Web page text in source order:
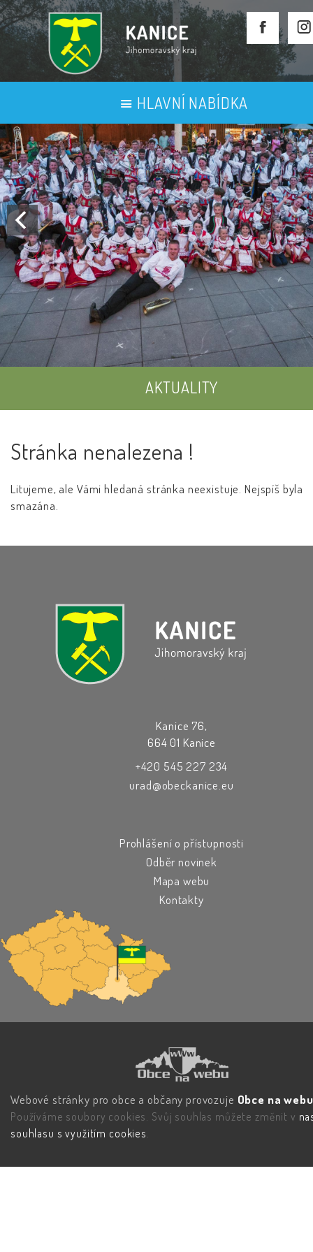
HLAVNÍ NABÍDKA
AKTUALITY
Stránka nenalezena !
Litujeme, ale Vámi hledaná stránka neexistuje. Nejspíš byla
smazána.
Kanice 76,
664 01 Kanice
+420 545 227 234
urad@obeckanice.eu
Prohlášení o přístupnosti
Odběr novinek
Mapa webu
Kontakty
Webové stránky pro obce a občany provozuje Obce na
Používáme soubory cookies. Svůj souhlas můžete změnit v
souhlasu s využitím cookies.